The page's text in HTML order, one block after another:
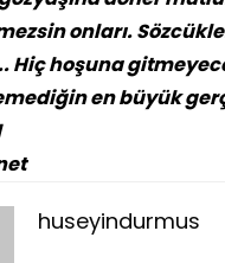
onları.
Hiç hoşuna
en büyük
huseyindurmus